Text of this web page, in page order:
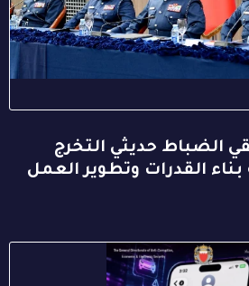
الضباط حديثي التخرج
القدرات وتطوير العمل